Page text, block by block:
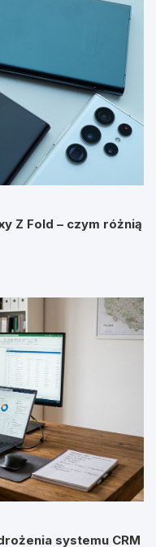
Z Fold – czym różnią
systemu CRM